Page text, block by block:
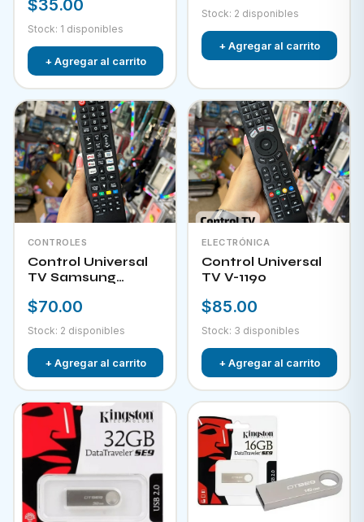
$35.00
Stock: 1 disponibles
+ Agregar al carrito
Stock: 2 disponibles
+ Agregar al carrito
CONTROLES
Control Universal
TV Samsung
$70.00
Stock: 2 disponibles
+ Agregar al carrito
ELECTRÓNICA
Control Universal
TV V-1190
$85.00
Stock: 3 disponibles
+ Agregar al carrito